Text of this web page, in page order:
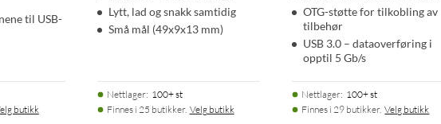
til USB-
butikk
Lytt, lad og snakk samtidig
Små mål (49x9x13 mm)
Nettlager: 100+ st
Finnes i 25 butikker. Velg butikk
OTG-støtte for tilkobling av
tilbehør
USB 3.0 – dataoverføring i
opptil 5 Gb/s
Nettlager: 100+ st
Finnes i 29 butikker. Velg butikk